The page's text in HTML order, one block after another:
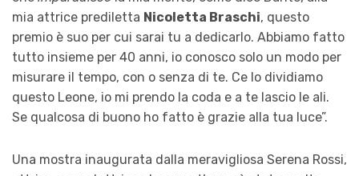
mia attrice prediletta Nicoletta Braschi, questo
premio è suo per cui sarai tu a dedicarlo. Abbiamo fatto
tutto insieme per 40 anni, io conosco solo un modo per
misurare il tempo, con o senza di te. Ce lo dividiamo
questo Leone, io mi prendo la coda e a te lascio le ali.
Se qualcosa di buono ho fatto è grazie alla tua luce”.
Una mostra inaugurata dalla meravigliosa Serena Rossi,